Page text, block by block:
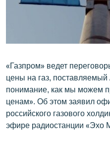
ՄԻՋԱԶԳԱՅԻՆ
ՍՊՈՐՏ
ՄԵԿՆԱԲԱՆՈՒԹՅՈՒՆ
ՏՏ ԵՒ ԻՆՏԵՐՆԵՏ
ԿՈՐՈՆԱՎԻՐՈՒՍ
ԱՐԽԻՎ
«Газпром» ведет
цены на газ,
понимание, как мы можем
ценам». Об этом заявил
российского газового
эфире радиостанции «Эхо